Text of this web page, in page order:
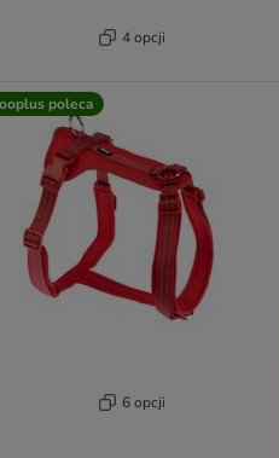
4 opcji
poleca
6 opcji